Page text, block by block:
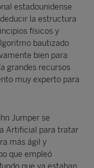
estadounidense
la estructura
físicos y
bautizado
bien para
grandes recursos
muy experto para
Jumper se
Artificial para tratar
más ágil y
que empleó